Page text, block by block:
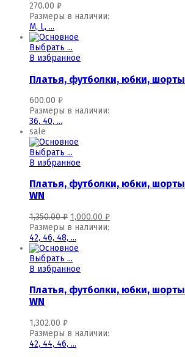
270.00 ₽
Размеры в наличии:
M, L, ...
Выбрать ...
В избранное
Платья, футболки, юбки, шорты
600.00 ₽
Размеры в наличии:
36, 40, ...
sale
Выбрать ...
В избранное
Платья, футболки, юбки, шорты
WN
1,350.00₽ 1,000.00 ₽
Размеры в наличии:
42, 46, 48, ...
Выбрать ...
В избранное
Платья, футболки, юбки, шорты
WN
1,302.00 ₽
Размеры в наличии:
42, 44, 46, ...